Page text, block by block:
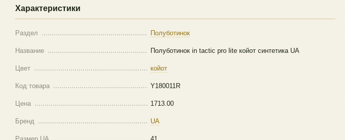
Характеристики
Раздел Полуботинок
Название Полуботинок in tactic pro lite койот синтетика UA
Цвет койот
Код товара Y180011R
Цена 1713.00
Бренд UA